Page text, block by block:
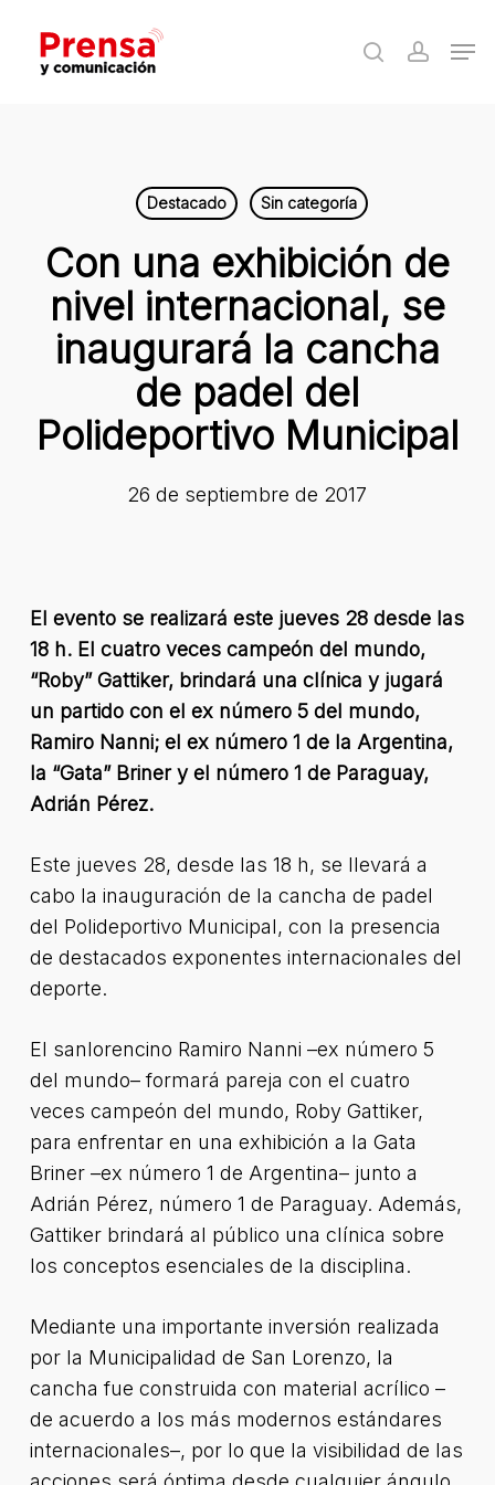
main
search
Destacado Sin categoría
Con una exhibición de
nivel internacional, se
inaugurará la cancha
de padel del
Polideportivo Municipal
26 de septiembre de 2017
El evento se realizará este jueves 28 desde las
18 h. El cuatro veces campeón del mundo,
“Roby” Gattiker, brindará una clínica y jugará
un partido con el ex número 5 del mundo,
Ramiro Nanni; el ex número 1 de la Argentina,
la “Gata” Briner y el número 1 de Paraguay,
Adrián Pérez.
Este jueves 28, desde las 18 h, se llevará a
cabo la inauguración de la cancha de padel
del Polideportivo Municipal, con la presencia
de destacados exponentes internacionales del
deporte.
El sanlorencino Ramiro Nanni –ex número 5
del mundo– formará pareja con el cuatro
veces campeón del mundo, Roby Gattiker,
para enfrentar en una exhibición a la Gata
Briner –ex número 1 de Argentina– junto a
Adrián Pérez, número 1 de Paraguay. Además,
Gattiker brindará al público una clínica sobre
los conceptos esenciales de la disciplina.
Mediante una importante inversión realizada
por la Municipalidad de San Lorenzo, la
cancha fue construida con material acrílico –
de acuerdo a los más modernos estándares
internacionales–, por lo que la visibilidad de las